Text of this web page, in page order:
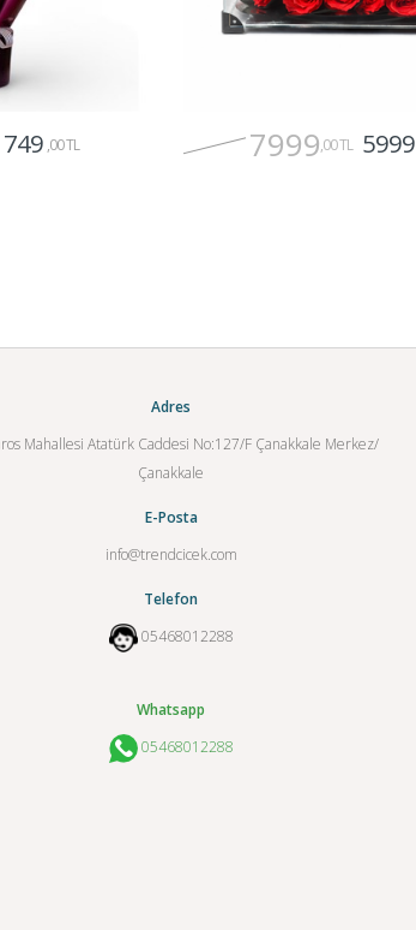
,00 TL 7999,00 TL 5999
Adres
Mahallesi Atatürk Caddesi No:127/F Çanakkale Merkez/
Çanakkale
E-Posta
info@trendcicek.com
Telefon
05468012288
Whatsapp
05468012288